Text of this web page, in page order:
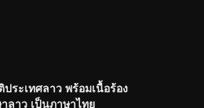
ประเทศลาว พร้อมเนื้อร้อง
ลาว เป็นภาษาไทย